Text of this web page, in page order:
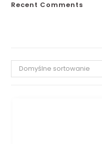
Recent Comments
Domyślne sortowanie